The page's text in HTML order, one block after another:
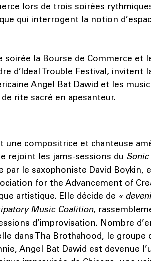
lors de trois soirées
qui interrogent la notion
soirée la Bourse de Commerce et
d’Ideal Trouble Festival,
Angel Bat Dawid et les
rite sacré en apesanteur.
une compositrice et chanteuse
rejoint les jams-sessions du
par le saxophoniste David Boykin,
for the Advancement of
artistique. Elle décide de «
Music Coalition,
d’improvisation. Nombre
dans Tha Brothahood, le groupe
Angel Bat Dawid est devenue